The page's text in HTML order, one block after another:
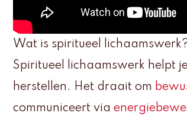
Wat is spiritueel
Spiritueel lichaamswerk helpt
herstellen. Het draait om
communiceert via